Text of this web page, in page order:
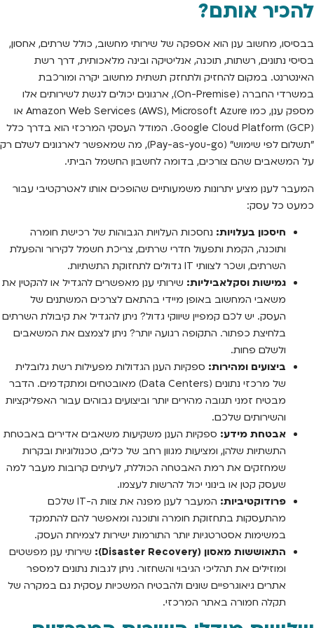
להכיר אותם?
בבסיסו, מחשוב ענן הוא אספקה של שירותי מחשוב, כולל שרתים, אחסון,
בסיסי נתונים, רשתות, תוכנה, אנליטיקה ובינה מלאכותית, דרך רשת
האינטרנט. במקום להחזיק ולתחזק תשתית מחשוב יקרה ומורכבת
במשרדי החברה (On-Premise), ארגונים יכולים לגשת לשירותים אלו
מספק ענן, כמו Amazon Web Services (AWS), Microsoft Azure או
Google Cloud Platform (GCP). המודל העסקי המרכזי הוא בדרך כלל
"תשלום לפי שימוש" (Pay-as-you-go), מה שמאפשר לארגונים לשלם רק
על המשאבים שהם צורכים, בדומה לחשבון החשמל הביתי.
המעבר לענן מציע יתרונות משמעותיים שהופכים אותו לאטרקטיבי עבור
כמעט כל עסק:
חיסכון בעלויות: נחסכות העלויות הגבוהות של רכישת חומרה
ותוכנה, הקמת ותפעול חדרי שרתים, צריכת חשמל לקירור והפעלת
השרתים, ושכר לצוותי IT גדולים לתחזוקת התשתיות.
גמישות וסקלאביליות: שירותי ענן מאפשרים להגדיל או להקטין את
משאבי המחשוב באופן מיידי בהתאם לצרכים המשתנים של
העסק. יש לכם קמפיין שיווקי גדול? ניתן להגדיל את קיבולת השרתים
בלחיצת כפתור. התקופה רגועה יותר? ניתן לצמצם את המשאבים
ולשלם פחות.
ביצועים ומהירות: ספקיות הענן הגדולות מפעילות רשת גלובלית
של מרכזי נתונים (Data Centers) מאובטחים ומתקדמים. הדבר
מבטיח זמני תגובה מהירים יותר וביצועים גבוהים עבור האפליקציות
והשירותים שלכם.
אבטחת מידע: ספקיות הענן משקיעות משאבים אדירים באבטחת
התשתיות שלהן, ומציעות מגוון רחב של כלים, טכנולוגיות ובקרות
שמחזקים את רמת האבטחה הכוללת, לעיתים קרובות מעבר למה
שעסק קטן או בינוני יכול להרשות לעצמו.
פרודוקטיביות:
המעבר לענן מפנה את צוות ה-IT שלכם
מהתעסקות בתחזוקת חומרה ותוכנה ומאפשר להם להתמקד
במשימות אסטרטגיות יותר התורמות ישירות לצמיחת העסק.
התאוששות מאסון (Disaster Recovery):
שירותי ענן מפשטים
ומוזילים את תהליכי הגיבוי והשחזור. ניתן לגבות נתונים למספר
אתרים גיאוגרפיים שונים ולהבטיח המשכיות עסקית גם במקרה של
תקלה חמורה באתר המרכזי.